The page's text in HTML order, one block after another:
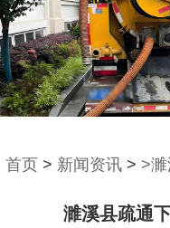
首页 > 新闻资讯 > >
濉溪县疏通